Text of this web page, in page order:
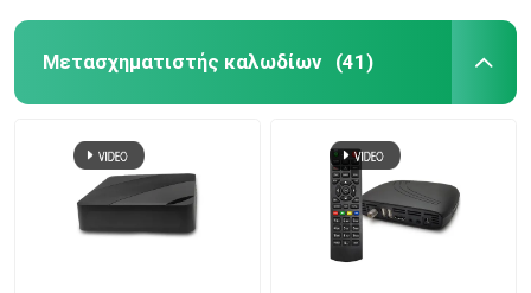
Μετασχηματιστής καλωδίων (41)